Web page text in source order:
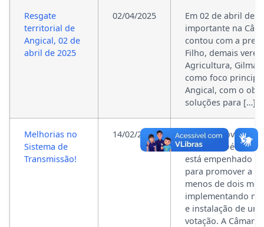
Resgate
territorial de
Angical, 02 de
abril de 2025
02/04/2025
Em 02 de abril de
importante na
contou com a
Filho, demais
Agricultura, Gilmar
como foco
Angical, com o
soluções para […]
Melhorias no
Sistema de
Transmissão!
14/02/2025
Em uma nova era
vereador Décio
está empenhado
para promover a
menos de dois
implementando
e instalação de
votação. A Câmara